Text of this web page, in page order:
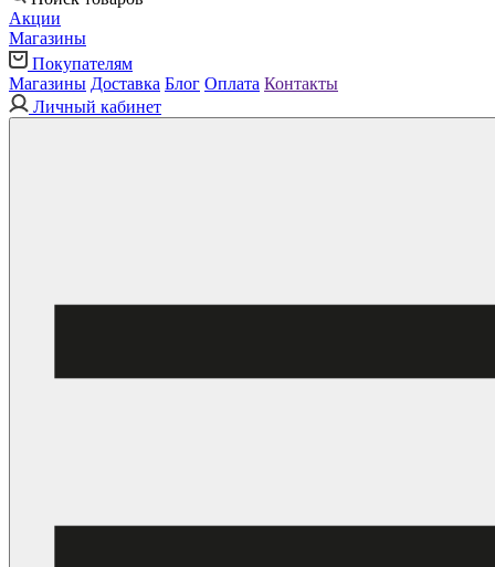
Акции
Магазины
Покупателям
Магазины Доставка Блог Оплата Контакты
Личный кабинет